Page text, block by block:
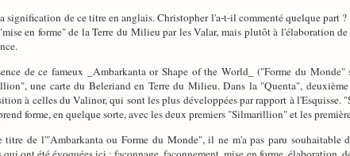
signification de ce titre en anglais. Christopher l'a-t-il commenté quelque part
en forme" de la Terre du Milieu par les Valar, mais plutôt à l'élaboration
de ce fameux _Ambarkanta or Shape of the World_ ("Forme du
une carte du Beleriand en Terre du Milieu. Dans la "Quenta",
à celles du Valinor, qui sont les plus développées par rapport à
forme, en quelque sorte, avec les deux premiers "Silmarillion" et les
titre de l'"Ambarkanta ou Forme du Monde", il ne m'a pas paru